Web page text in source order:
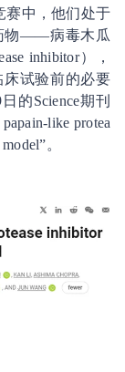
中，他们处于
物——病毒木瓜
inhibitor），
试验前的必要
的Science期刊
like protea
。